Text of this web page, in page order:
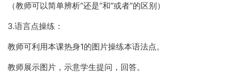
（教师可以简单辨析“还是”和“或者”的区别）
3.语言点操练：
教师可利用本课热身1的图片操练本语法点。
教师展示图片，示意学生提问，回答。